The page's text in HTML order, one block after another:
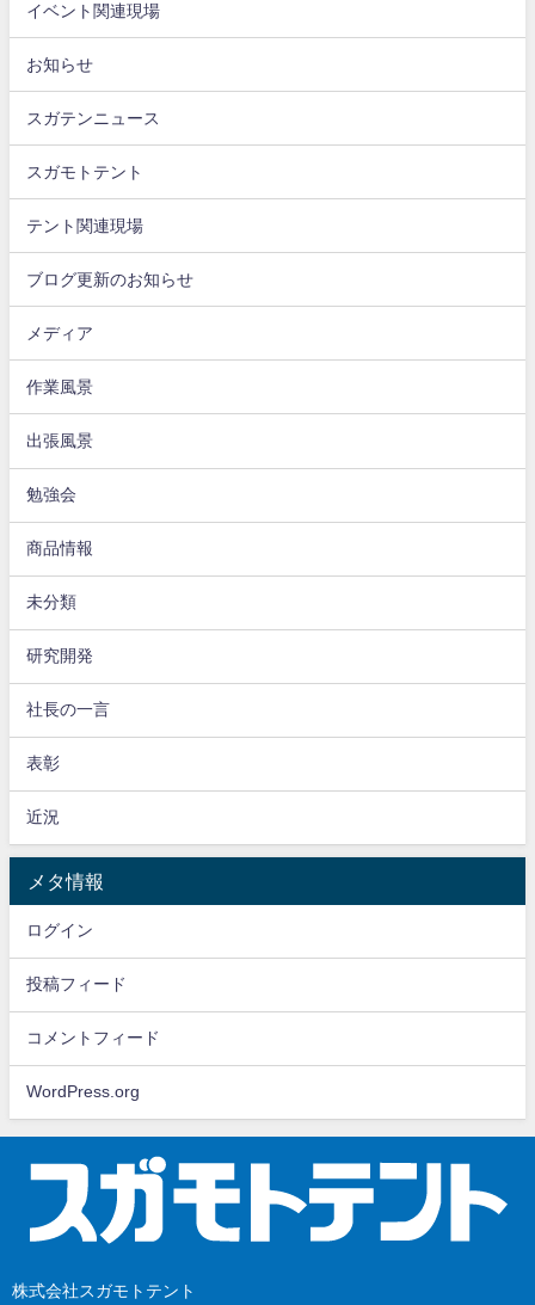
イベント関連現場
お知らせ
スガテンニュース
スガモトテント
テント関連現場
ブログ更新のお知らせ
メディア
作業風景
出張風景
勉強会
商品情報
未分類
研究開発
社長の一言
表彰
近況
メタ情報
ログイン
投稿フィード
コメントフィード
WordPress.org
株式会社スガモトテント